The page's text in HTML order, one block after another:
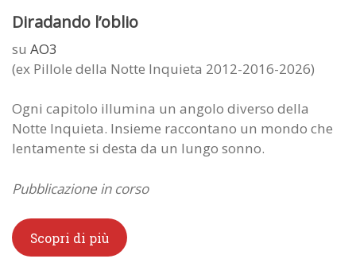
Diradando l’oblio
su AO3
(ex Pillole della Notte Inquieta 2012-2016-2026)
Ogni capitolo illumina un angolo diverso della
Notte Inquieta. Insieme raccontano un mondo che
lentamente si desta da un lungo sonno.
Pubblicazione in corso
Scopri di più